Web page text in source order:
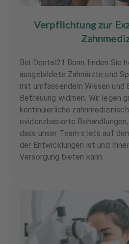
Verpflichtung zur
Bei Dental21 Bonn finden Sie
ausgebildete Zahnärzte und
mit umfassendem Wissen und
Betreuung widmen. Wir legen
kontinuierliche
evidenzbasierte
dass unser Team stets auf
der Entwicklungen ist und
Versorgung bieten kann.